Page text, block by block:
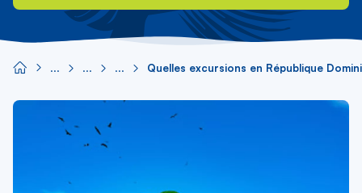
Quelles excursions en République
Image
principale